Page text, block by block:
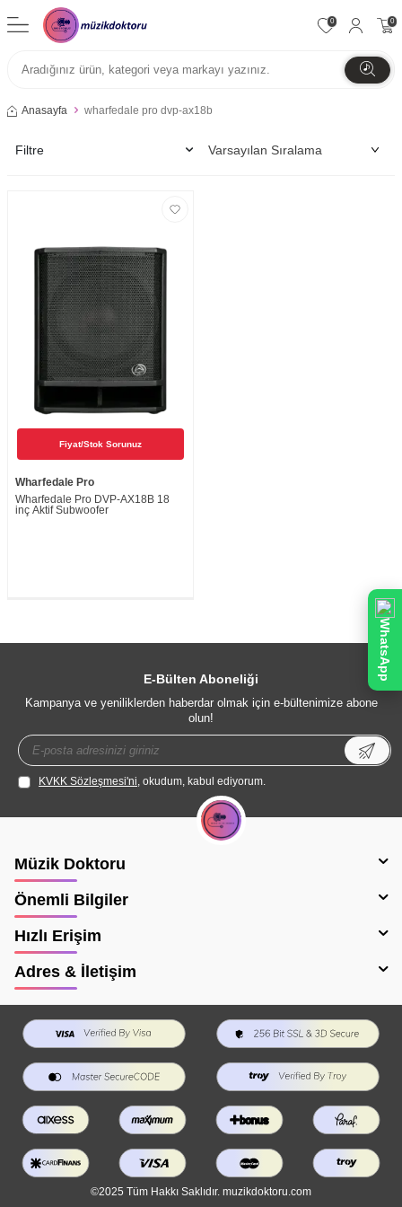
0 0
Anasayfa wharfedale pro dvp-ax18b
Filtre
Fiyat/Stok Sorunuz
Wharfedale Pro
Wharfedale Pro DVP-AX18B 18
inç Aktif Subwoofer
E-Bülten Aboneliği
Kampanya ve yeniliklerden haberdar olmak için e-bültenimize abone
olun!
KVKK Sözleşmesi'ni, okudum, kabul ediyorum.
Müzik Doktoru
Önemli Bilgiler
Hızlı Erişim
Adres & İletişim
©2025 Tüm Hakkı Saklıdır. muzikdoktoru.com
WhatsApp